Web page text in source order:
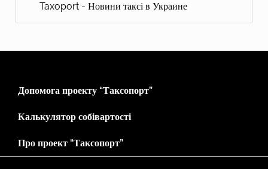
Taxoport - Новини таксі в Украине
Допомога проекту “Таксопорт”
Калькулятор собівартості
Про проект “Таксопорт”